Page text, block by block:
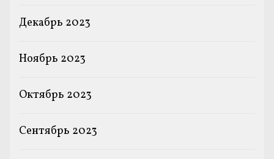
Декабрь 2023
Ноябрь 2023
Октябрь 2023
Сентябрь 2023